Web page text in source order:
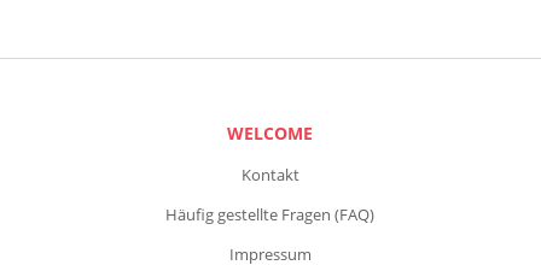
WELCOME
Kontakt
Häufig gestellte Fragen (FAQ)
Impressum